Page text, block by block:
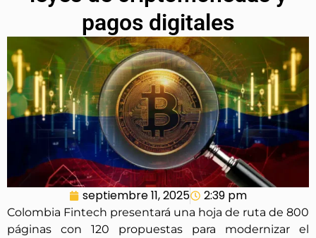
pagos digitales
septiembre 11, 2025 2:39 pm
Colombia Fintech presentará una hoja de ruta de 800
páginas con 120 propuestas para modernizar el